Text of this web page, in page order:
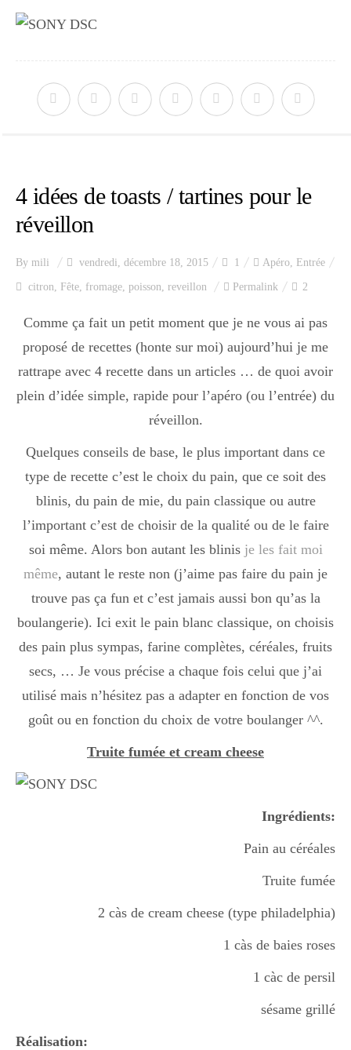
4 idées de toasts / tartines pour le
réveillon
By mili vendredi, décembre 18, 2015 1 Apéro, Entrée
citron, Fête, fromage, poisson, reveillon Permalink 2
Comme ça fait un petit moment que je ne vous ai pas
proposé de recettes (honte sur moi) aujourd’hui je me
rattrape avec 4 recette dans un articles … de quoi avoir
plein d’idée simple, rapide pour l’apéro (ou l’entrée) du
réveillon.
Quelques conseils de base, le plus important dans ce
type de recette c’est le choix du pain, que ce soit des
blinis, du pain de mie, du pain classique ou autre
l’important c’est de choisir de la qualité ou de le faire
soi même. Alors bon autant les blinisje les fait moi
même, autant le reste non (j’aime pas faire du pain je
trouve pas ça fun et c’est jamais aussi bon qu’as la
boulangerie). Ici exit le pain blanc classique, on choisis
des pain plus sympas, farine complètes, céréales, fruits
secs, … Je vous précise a chaque fois celui que j’ai
utilisé mais n’hésitez pas a adapter en fonction de vos
goût ou en fonction du choix de votre boulanger ^^.
Truite fumée et cream cheese
Ingrédients:
Pain au céréales
Truite fumée
2 càs de cream cheese (type philadelphia)
1 càs de baies roses
1 càc de persil
sésame grillé
Réalisation: